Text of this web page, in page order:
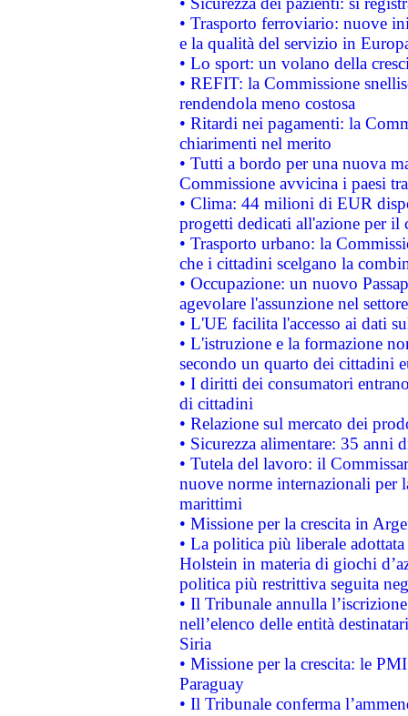
• Trasporto ferroviario: nuove
e la qualità del servizio in
• Lo sport: un volano della
• REFIT: la Commissione
rendendola meno costosa
• Ritardi nei pagamenti: la
chiarimenti nel merito
• Tutti a bordo per una nuova
Commissione avvicina i paesi
• Clima: 44 milioni di EUR
progetti dedicati all'azione per il
• Trasporto urbano: la
che i cittadini scelgano la
• Occupazione: un nuovo
agevolare l'assunzione nel
• L'UE facilita l'accesso ai dati
• L'istruzione e la formazione
secondo un quarto dei cittadini
• I diritti dei consumatori
di cittadini
• Relazione sul mercato dei
• Sicurezza alimentare: 35 anni
• Tutela del lavoro: il
nuove norme internazionali per
marittimi
• Missione per la crescita in
• La politica più liberale
Holstein in materia di giochi
politica più restrittiva seguita
• Il Tribunale annulla
nell’elenco delle entità
Siria
• Missione per la crescita: le
Paraguay
• Il Tribunale conferma